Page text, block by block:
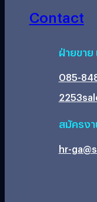
Contact
ฝ่ายขาย
085-
2253
สมัครง
hr-